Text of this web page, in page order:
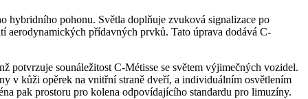
hybridního pohonu. Světla doplňuje zvuková signalizace po
přídavných prvků. Tato úprava dodává C-
potvrzuje sounáležitost C-Métisse se světem výjimečných vozidel.
v kůži opěrek na vnitřní straně dveří, a individuálním osvětlením
pak prostoru pro kolena odpovídajícího standardu pro limuzíny.